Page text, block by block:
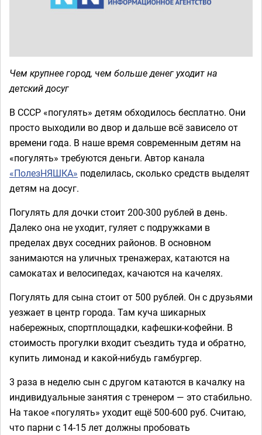
Чем крупнее город, чем больше денег уходит на
детский досуг
В СССР «погулять» детям обходилось бесплатно. Они
просто выходили во двор и дальше всё зависело от
времени года. В наше время современным детям на
«погулять» требуются деньги. Автор канала
«ПолезНЯШКА» поделилась, сколько средств выделят
детям на досуг.
Погулять для дочки стоит 200-300 рублей в день.
Далеко она не уходит, гуляет с подружками в
пределах двух соседних районов. В основном
занимаются на уличных тренажерах, катаются на
самокатах и велосипедах, качаются на качелях.
Погулять для сына стоит от 500 рублей. Он с друзьями
уезжает в центр города. Там куча шикарных
набережных, спортплощадки, кафешки-кофейни. В
стоимость прогулки входит съездить туда и обратно,
купить лимонад и какой-нибудь гамбургер.
3 раза в неделю сын с другом катаются в качалку на
индивидуальные занятия с тренером — это стабильно.
На такое «погулять» уходит ещё 500-600 руб. Считаю,
что парни с 14-15 лет должны пробовать